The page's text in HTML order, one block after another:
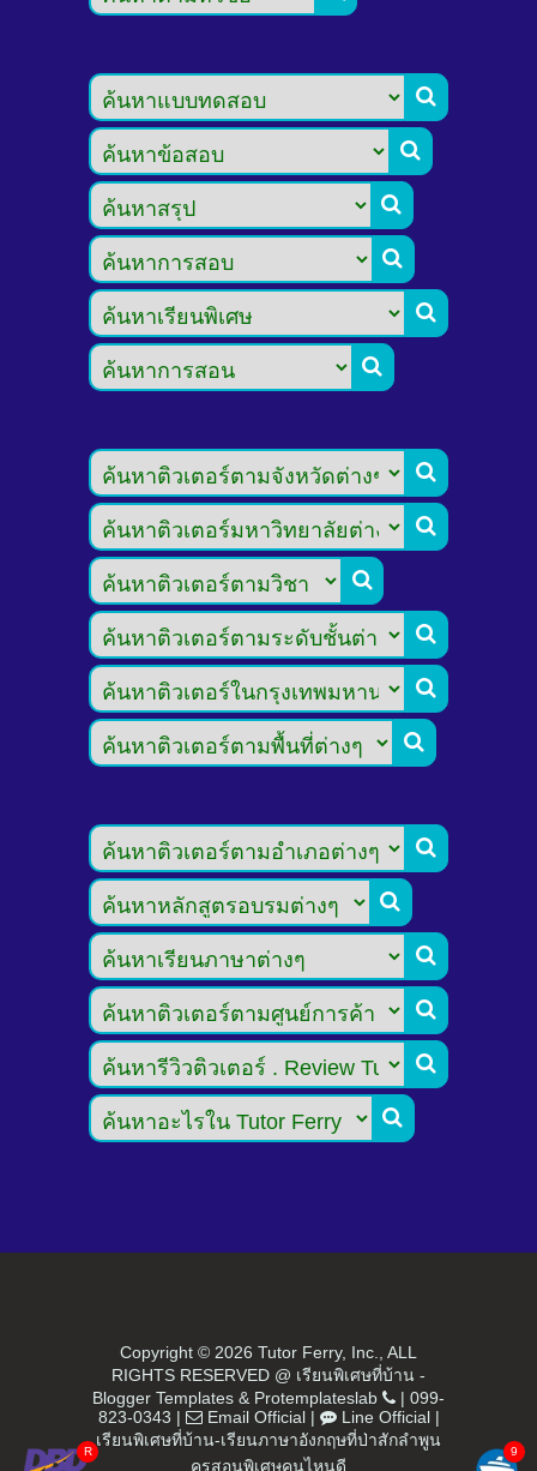


















Copyright © 2026 Tutor Ferry, Inc., ALL
RIGHTS RESERVED @ เรียนพิเศษที่บ้าน -
Blogger Templates & Protemplateslab | 099-
823-0343 | Email Official| Line Official|
เรียนพิเศษที่บ้าน-เรียนภาษาอังกฤษที่ป่าสักลำพูน
ครูสอนพิเศษคนไหนดี